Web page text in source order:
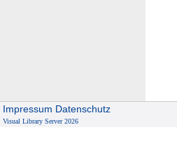
Impressum Datenschutz
Visual Library Server 2026